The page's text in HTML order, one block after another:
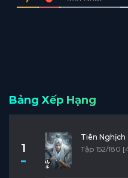
Bảng Xếp Hạng
1
Tiên Nghịch
Tập 152/180